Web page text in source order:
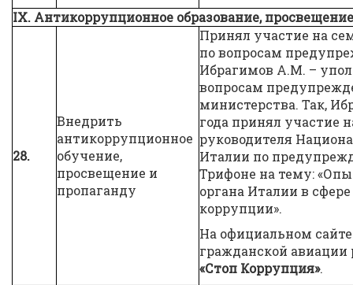
IX. Антикоррупционное образование,
28.
Внедрить
антикоррупционное
обучение,
просвещение и
пропаганду
Принял участие на
по вопросам
Ибрагимов А.М. –
вопросам
министерства. Так,
года принял участие
руководителя
Италии по
Трифоне на тему:
органа Италии в
коррупции».
На официальном
гражданской
«Стоп Коррупция».